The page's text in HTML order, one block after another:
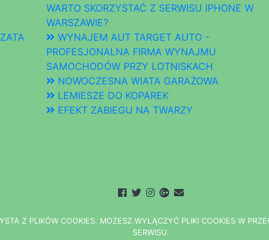
WARTO SKORZYSTAĆ Z SERWISU IPHONE W
WARSZAWIE?
WYNAJEM AUT TARGET AUTO -
PROFESJONALNA FIRMA WYNAJMU
SAMOCHODÓW PRZY LOTNISKACH
NOWOCZESNA WIATA GARAŻOWA
LEMIESZE DO KOPAREK
EFEKT ZABIEGU NA TWARZY
YSTA Z PLIKÓW COOKIES. MOŻESZ WYŁ ĄCZYĆ PL IKI COOKIES W
SERWISU.